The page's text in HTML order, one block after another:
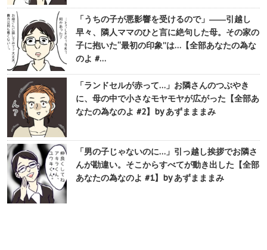
「うちの子が悪影響を受けるので」――引越し
早々、隣人ママのひと言に絶句した母。その家の
子に抱いた“最初の印象”は…【全部あなたの為な
のよ #…
「ランドセルが赤って…」お隣さんのつぶやき
に、母の中で小さなモヤモヤが広がった【全部あ
なたの為なのよ #2】by あずまままみ
「男の子じゃないのに…」引っ越し挨拶でお隣さ
んが勘違い。そこからすべてが動き出した【全部
あなたの為なのよ #1】by あずまままみ